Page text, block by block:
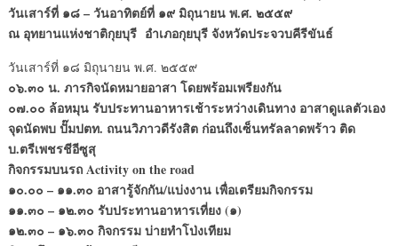
วันเสาร์ที่ ๑๘– วันอาทิตย์ที่ ๑๙ มิถุนายน พ.ศ. ๒๕๕๙
ณ อุทยานแห่งชาติกุยบุรี อำเภอกุยบุรี จังหวัดประจวบคีรีขันธ์
วันเสาร์ที่ ๑๘ มิถุนายน พ.ศ. ๒๕๕๙
๐๖.๓๐ น. ภารกิจนัดหมายอาสา โดยพร้อมเพรียงกัน
๐๗.๐๐ ล้อหมุน รับประทานอาหารเช้าระหว่างเดินทาง อาสาดูแลตัวเอง
จุดนัดพบ ปั๊มปตท. ถนนวิภาวดีรังสิต ก่อนถึงเซ็นทรัลลาดพร้าว ติด
บ.ตรีเพชรชีอีซูสุ
กิจกรรมบนรถ Activity on the road
๑๐.๐๐ – ๑๑.๓๐ อาสารู้จักกัน/แบ่งงาน เพื่อเตรียมกิจกรรม
๑๑.๓๐ – ๑๒.๓๐ รับประทานอาหารเที่ยง (๑)
๑๒.๓๐ – ๑๖.๓๐ กิจกรรม บ่ายทำโป่งเทียม